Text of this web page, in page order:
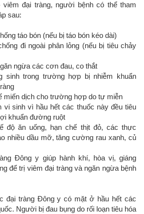
viêm đại tràng, người bệnh có thể tham
sau:
táo bón (nếu bị táo bón kéo dài)
đi ngoài phân lỏng (nếu bị tiêu chảy
ngừa các cơn đau, co thắt
sinh trong trường hợp bị nhiễm khuẩn
miến dịch cho trường hợp do tự miễn
vi sinh vì hầu hết các thuốc này đều tiêu
khuẩn đường ruột
độ ăn uống, hạn chế thịt đỏ, các thực
nhiều dầu mỡ, tăng cường rau xanh, củ
Đông y giúp hành khí, hòa vị, giáng
để trị viêm đại tràng và ngăn ngừa bệnh
đại tràng Đông y có mặt ở hầu hết các
Người bị đau bụng do rối loạn tiêu hóa